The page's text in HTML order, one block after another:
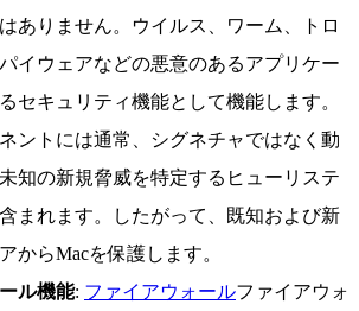
ありません。ウイルス、ワーム、トロ
イウェアなどの悪意のあるアプリケー
セキュリティ機能として機能します。
ントには通常、シグネチャではなく動
知の新規脅威を特定するヒューリステ
まれます。したがって、既知および新
からMacを保護します。
ル機能: ファイアウォールファイアウォ